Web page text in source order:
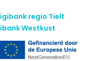
regio Tielt
Westkust